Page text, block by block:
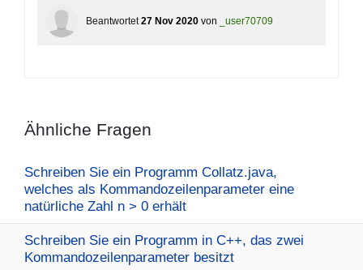
Beantwortet 27 Nov 2020 von _user70709
Ähnliche Fragen
Schreiben Sie ein Programm Collatz.java,
welches als Kommandozeilenparameter eine
natürliche Zahl n > 0 erhält
Schreiben Sie ein Programm in C++, das zwei
Kommandozeilenparameter besitzt